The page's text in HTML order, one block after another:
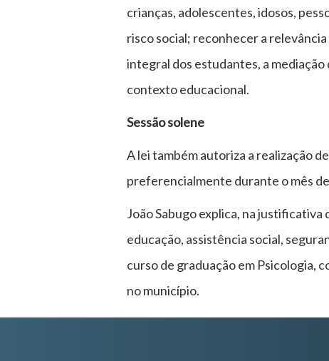
crianças, adolescentes, idosos,
risco social; reconhecer a
integral dos estudantes, a
contexto educacional.
Sessão solene
A lei também autoriza a realização
preferencialmente durante o mês
João Sabugo explica, na
educação, assistência social,
curso de graduação em Psicologia,
no município.